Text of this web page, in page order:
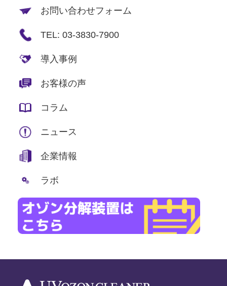
お問い合わせフォーム
TEL: 03-3830-7900
導入事例
お客様の声
コラム
ニュース
企業情報
ラボ